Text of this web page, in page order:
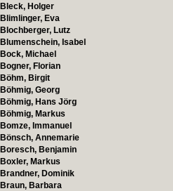
Bleck, Holger
Blimlinger, Eva
Blochberger, Lutz
Blumenschein, Isabel
Bock, Michael
Bogner, Florian
Böhm, Birgit
Böhmig, Georg
Böhmig, Hans Jörg
Böhmig, Markus
Bomze, Immanuel
Bönsch, Annemarie
Boresch, Benjamin
Boxler, Markus
Brandner, Dominik
Braun, Barbara